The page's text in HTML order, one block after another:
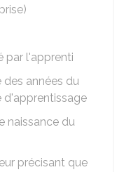
par l'apprenti
des années du
d'apprentissage
naissance du
précisant que